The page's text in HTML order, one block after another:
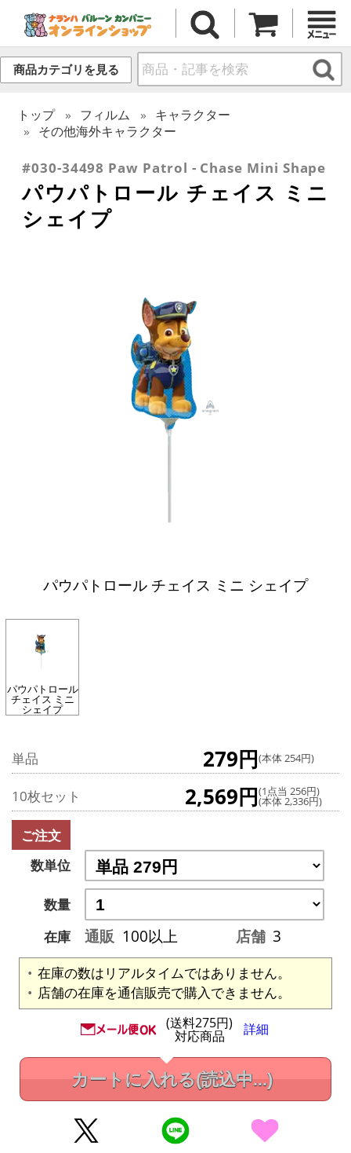
商品カテゴリを見る
トップ フィルム
キャラクター
その他海外キャラクター
#030-34498 Paw Patrol - Chase Mini Shape
パウパトロール チェイス ミニ
シェイプ
パウパトロール チェイス ミニ シェイプ
パウパトロール
チェイス ミニ
シェイプ
単品 279円(本体 254円)
10枚セット 2,569円(1点当 256円)
(本体 2,336円)
ご注文
数単位
数量
在庫
通販 100以上 店舗 3
在庫の数はリアルタイムではありません。
店舗の在庫を通信販売で購入できません。
(送料275円)
対応商品 詳細
カートに入れる(読込中...)